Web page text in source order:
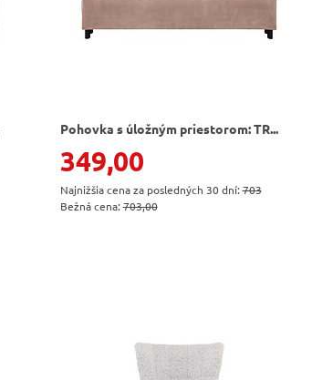
Pohovka s úložným priestorom: TR...
349,00
Najnižšia cena za posledných 30 dní:703
Bežná cena:703,00